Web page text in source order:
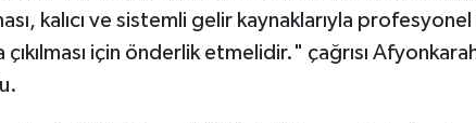
kalıcı ve sistemli gelir kaynaklarıyla
için önderlik etmelidir." çağrısı